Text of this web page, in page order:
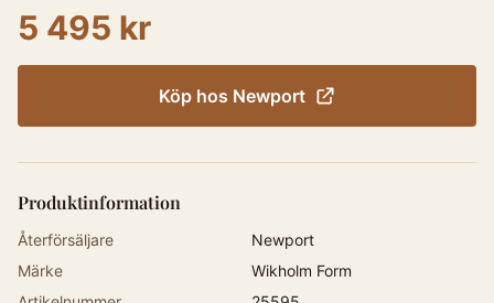
5 495 kr
Köp hos Newport
Produktinformation
Återförsäljare
Newport
Märke
Wikholm Form